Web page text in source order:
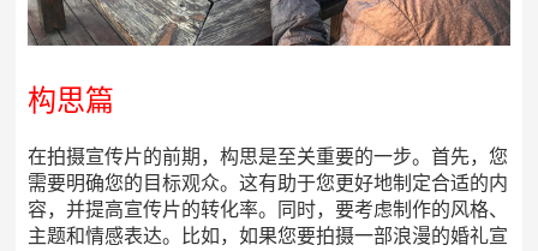
构思篇
在拍摄宣传片的前期，构思是至关重要的一步。首先，您
需要明确您的目标观众。这有助于您更好地制定合适的内
容，并提高宣传片的转化率。同时，要考虑制作的风格、
主题和情感表达。比如，如果您要拍摄一部浪漫的婚礼宣